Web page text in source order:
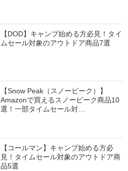
【DOD】キャンプ始める方必見！タイ
ムセール対象のアウトドア商品7選
【Snow Peak（スノーピーク）】
Amazonで買えるスノーピーク商品10
選！一部タイムセール対…
【コールマン】キャンプ始める方必
見！タイムセール対象のアウトドア商
品5選